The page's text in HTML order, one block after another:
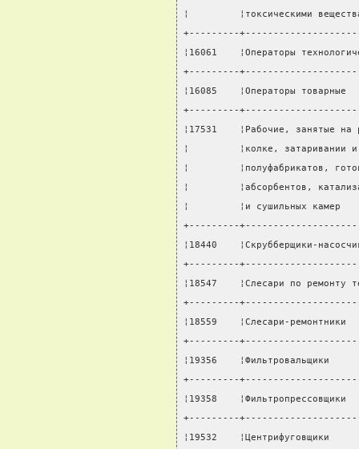
¦         ¦токсическими
+---------
¦16061    ¦Операторы
+---------
¦16085    ¦Операторы
+---------
¦17531    ¦Рабочие, занятые
¦         ¦колке, затаривании
¦         ¦полуфабрикатов,
¦         ¦абсорбентов,
¦         ¦и сушильных
+---------
¦18440
+---------
¦18547    ¦Слесари по
+---------
¦18559    ¦Слесари-
+---------
¦19356
+---------
¦19358
+---------
¦19532